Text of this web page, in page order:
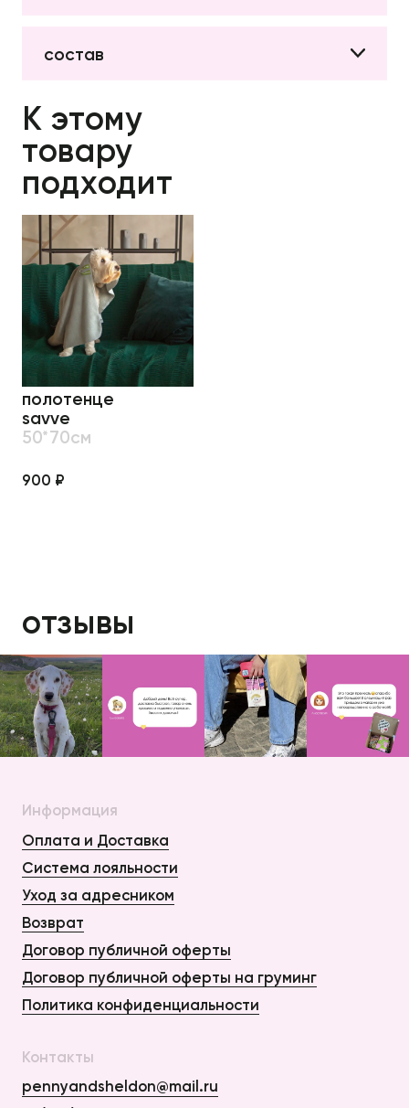
состав
К этому
товару
подходит
полотенце
savve
50*70см
900 ₽
отзывы
Информация
Оплата и Доставка
Система лояльности
Уход за адресником
Возврат
Договор публичной оферты
Договор публичной оферты на груминг
Политика конфиденциальности
Контакты
pennyandsheldon@mail.ru